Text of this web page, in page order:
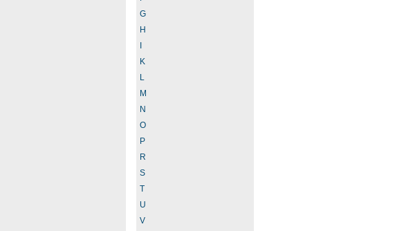
G
H
K
L
M
N
O
P
R
S
T
U
V